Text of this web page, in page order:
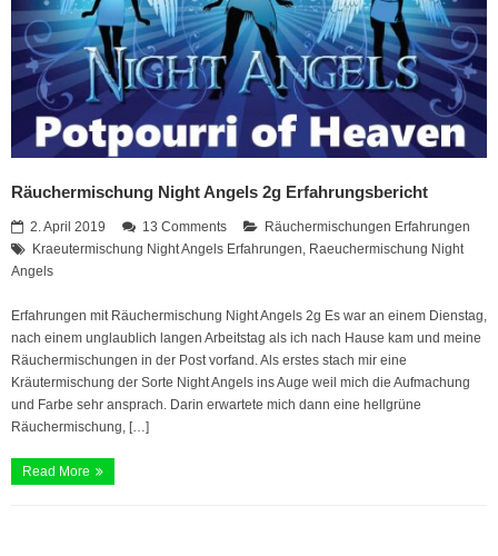
Räuchermischung Night Angels 2g Erfahrungsbericht
2. April 2019 13 Comments
Räuchermischungen Erfahrungen
Kraeutermischung Night Angels Erfahrungen, Raeuchermischung Night
Angels
Erfahrungen mit Räuchermischung Night Angels 2g Es war an einem Dienstag,
nach einem unglaublich langen Arbeitstag als ich nach Hause kam und meine
Räuchermischungen in der Post vorfand. Als erstes stach mir eine
Kräutermischung der Sorte Night Angels ins Auge weil mich die Aufmachung
und Farbe sehr ansprach. Darin erwartete mich dann eine hellgrüne
Räuchermischung, […]
Read More